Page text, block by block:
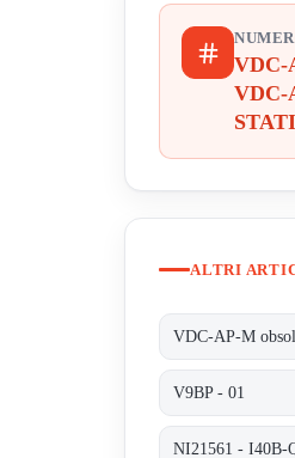
VDC-
VDC-
ALTRI
V9BP - 01